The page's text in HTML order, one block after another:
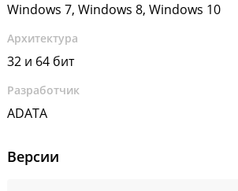
Windows 7, Windows 8, Windows 10
Архитектура
32 и 64 бит
Разработчик
ADATA
Версии